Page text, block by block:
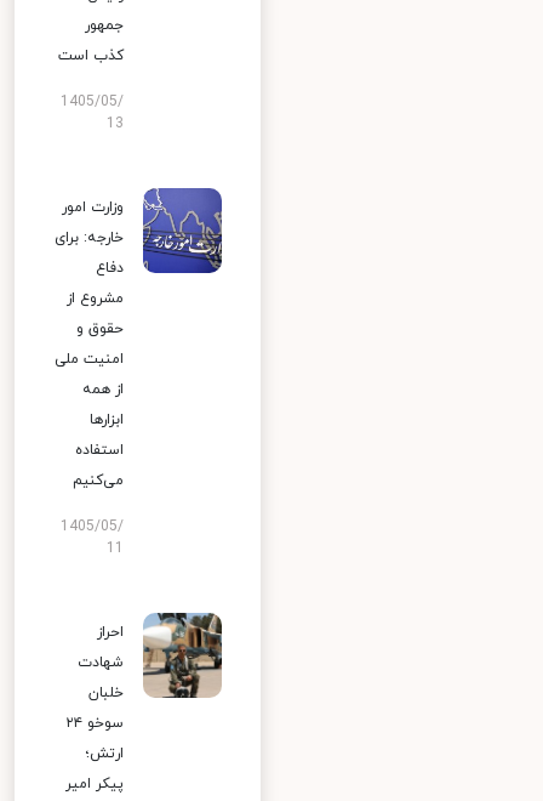
جمهور
کذب است
1405/05/
13
وزارت امور
خارجه: برای
دفاع
مشروع از
حقوق و
امنیت ملی
از همه
ابزارها
استفاده
می‌کنیم
1405/05/
احراز
شهادت
خلبان
سوخو ۲۴
ارتش؛
پیکر امیر